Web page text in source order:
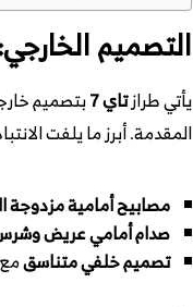
التصميم
يأتي طرازتاي 7 بتصميم
المقدمة. أبرز ما يلفت
مصابيح أمامية
صدام أمامي عريض
تصميم خلفي متناسق